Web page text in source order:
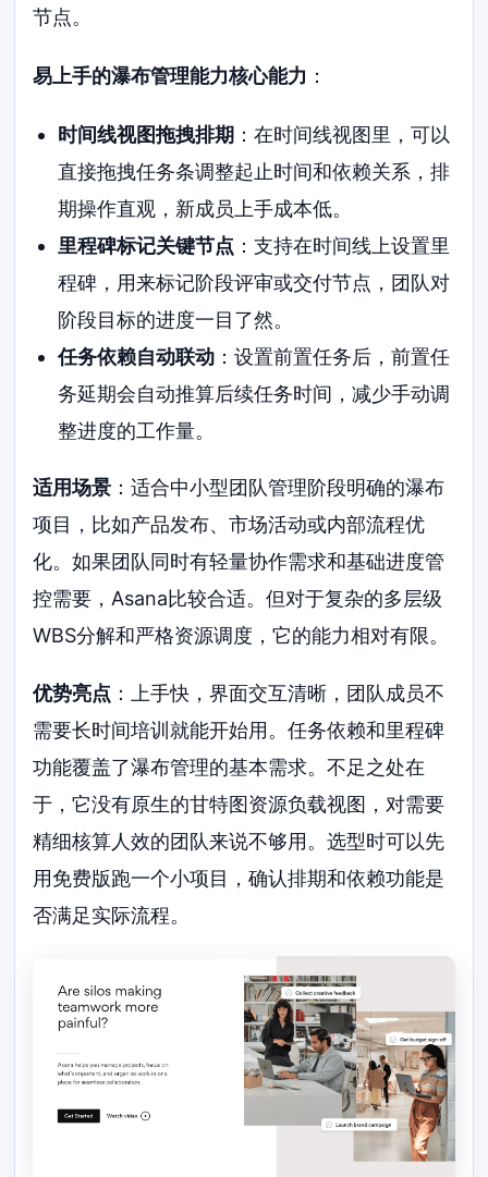
节点。
易上手的瀑布管理能力核心能力 ：
时间线视图拖拽排期：在时间线视图里，可以
直接拖拽任务条调整起止时间和依赖关系，排
期操作直观，新成员上手成本低。
里程碑标记关键节点 ：支持在时间线上设置里
程碑，用来标记阶段评审或交付节点，团队对
阶段目标的进度一目了然。
任务依赖自动联动：设置前置任务后，前置任
务延期会自动推算后续任务时间，减少手动调
整进度的工作量。
适用场景 ：适合中小型团队管理阶段明确的瀑布
项目，比如产品发布、市场活动或内部流程优
化。如果团队同时有轻量协作需求和基础进度管
控需要，Asana比较合适。但对于复杂的多层级
WBS分解和严格资源调度，它的能力相对有限。
优势亮点 ：上手快，界面交互清晰，团队成员不
需要长时间培训就能开始用。任务依赖和里程碑
功能覆盖了瀑布管理的基本需求。不足之处在
于，它没有原生的甘特图资源负载视图，对需要
精细核算人效的团队来说不够用。选型时可以先
用免费版跑一个小项目，确认排期和依赖功能是
否满足实际流程。